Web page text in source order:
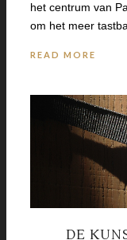
het centrum van
om het meer
READ MORE
DE